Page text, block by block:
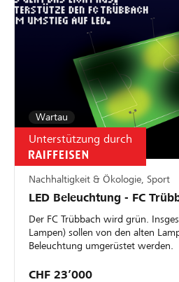
Wartau
Unterstützung durch
Nachhaltigkeit & Ökologie, Sport
LED Beleuchtung - FC
Der FC Trübbach wird grün.
Lampen) sollen von den alten
Beleuchtung umgerüstet werden.
CHF 23’000